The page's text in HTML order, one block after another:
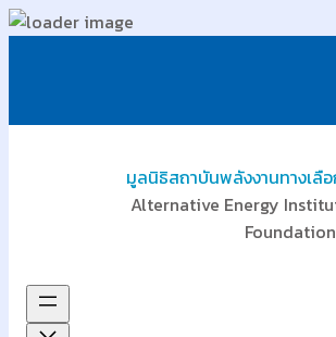
เนื้อหา
มูลนิธิสถาบันพลังงานทางเลือ
Alternative Energy
Foundation